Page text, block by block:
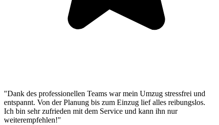
"Dank des professionellen Teams war mein Umzug stressfrei und
entspannt. Von der Planung bis zum Einzug lief alles reibungslos.
Ich bin sehr zufrieden mit dem Service und kann ihn nur
weiterempfehlen!"